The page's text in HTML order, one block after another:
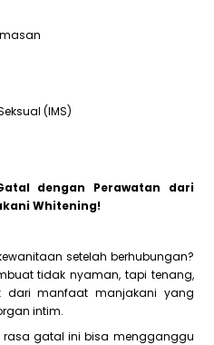
(IMS)
dengan Perawatan dari
Whitening!
setelah berhubungan?
tidak nyaman, tapi tenang,
dari manfaat manjakani yang
intim.
rasa gatal ini bisa mengganggu